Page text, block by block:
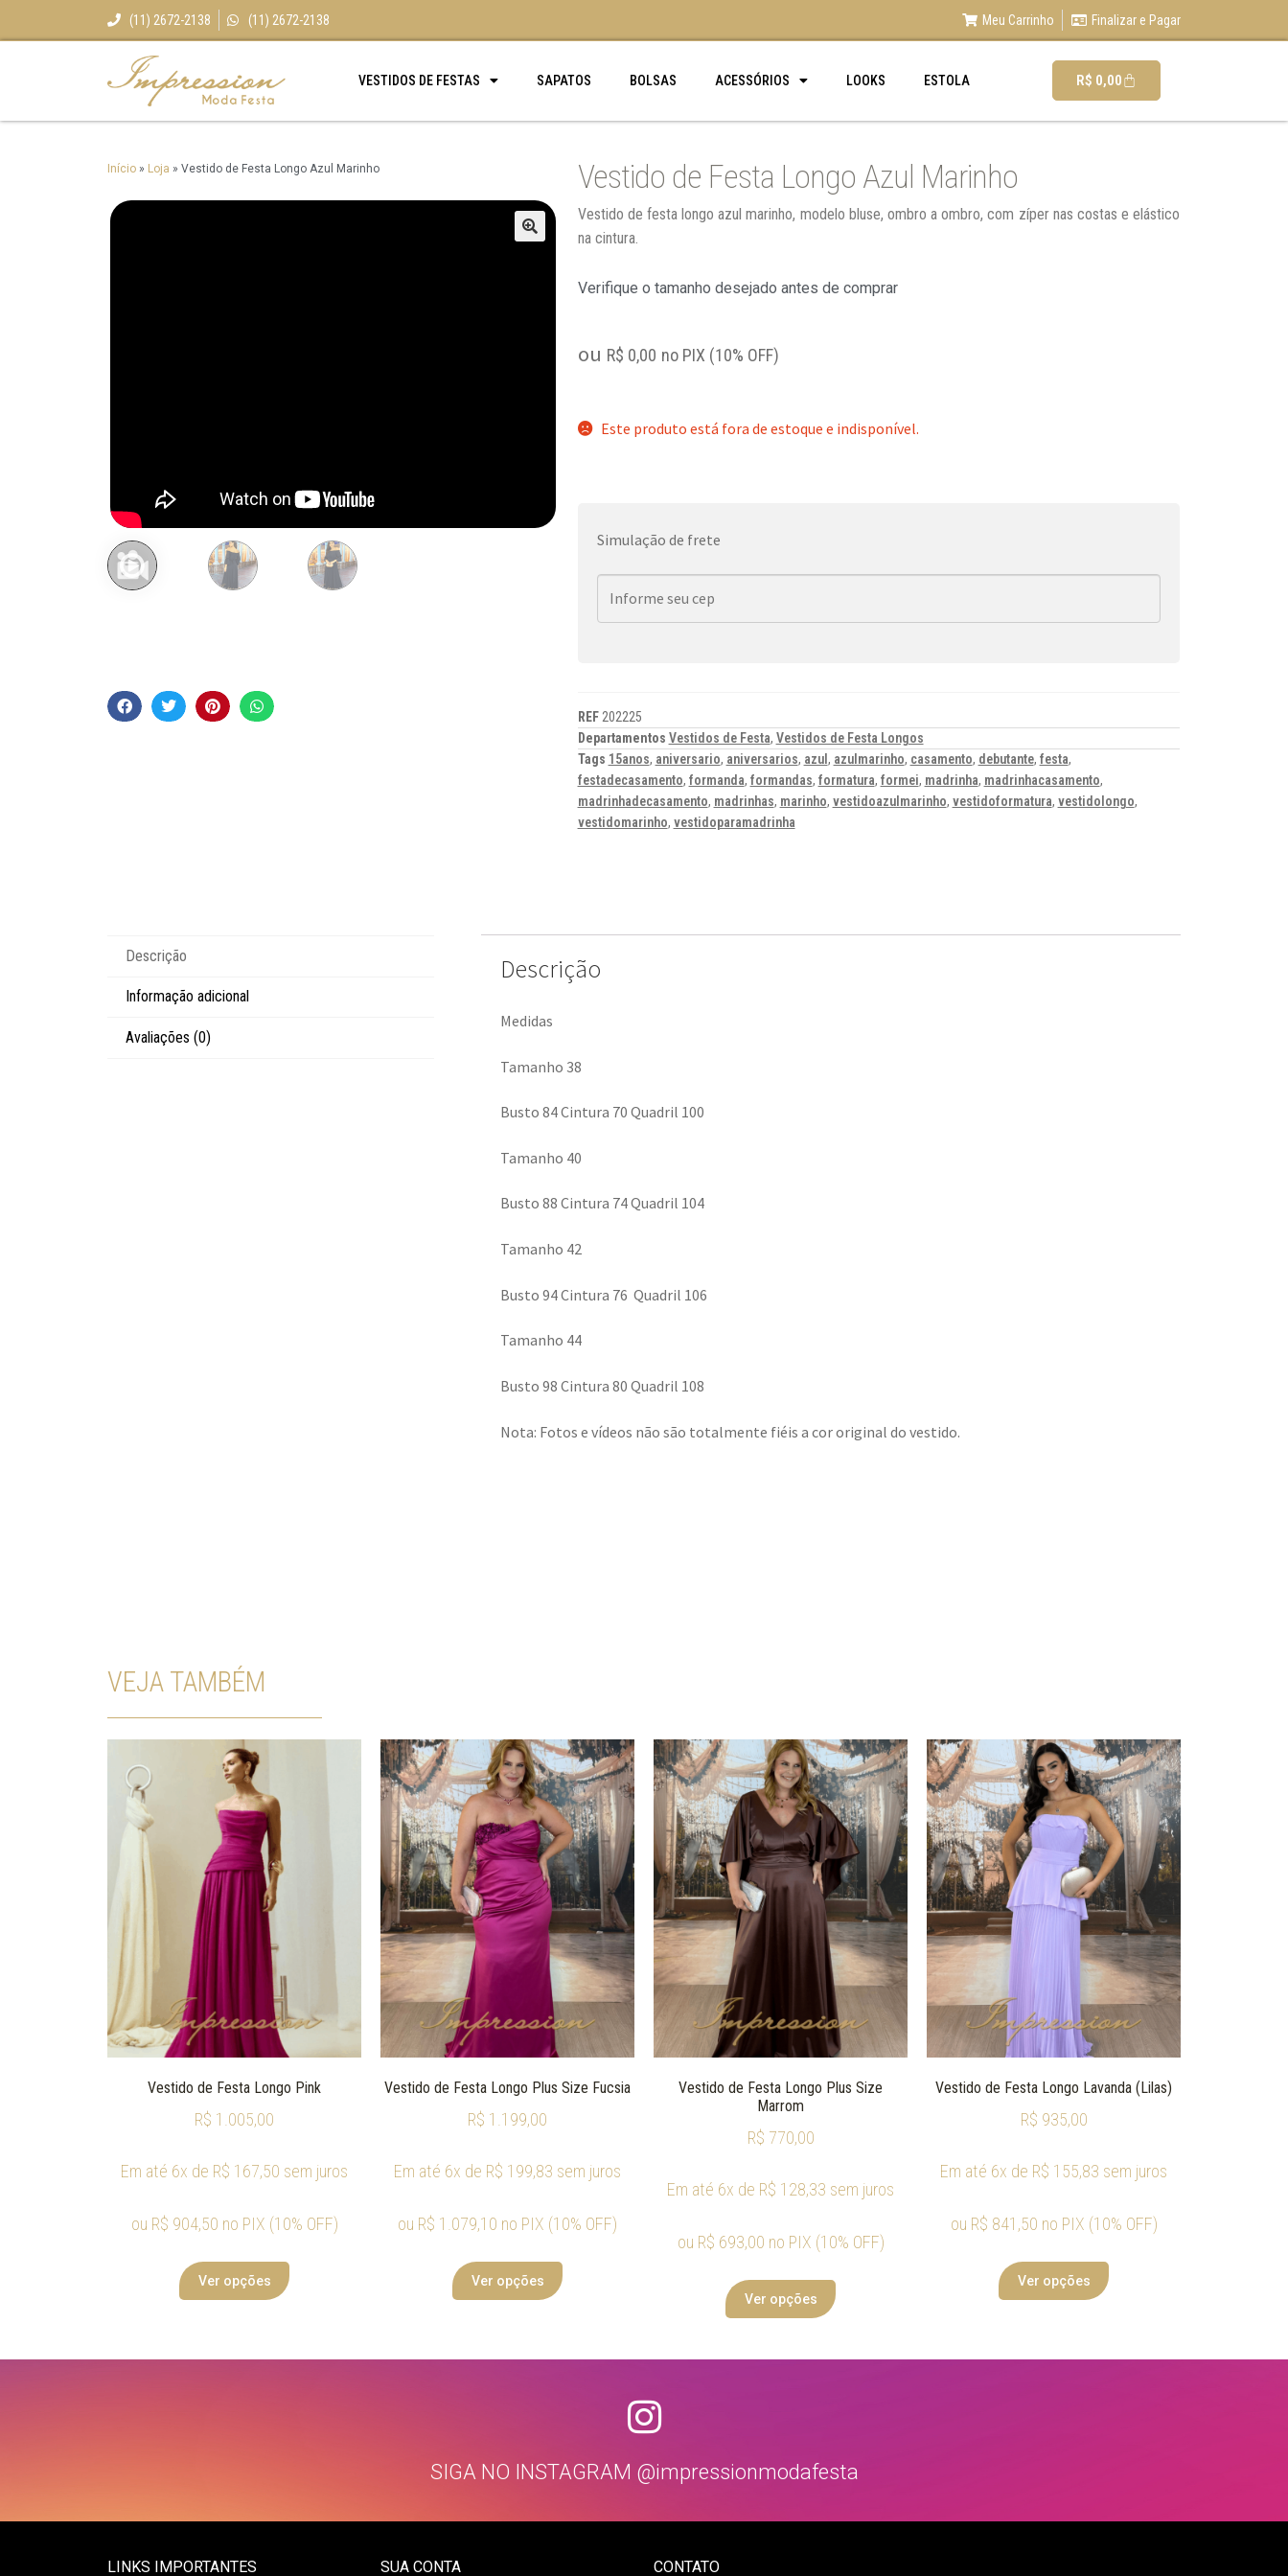
(11) 2672-2138 (11) 2672-2138 Meu Carrinho Finalizar e Pagar
VESTIDOS DE FESTAS SAPATOS BOLSAS ACESSÓRIOS LOOKS ESTOLA R$ 0,00
Início » Loja » Vestido de Festa Longo Azul Marinho Vestido de Festa Longo Azul Marinho
Vestido de festa longo azul marinho, modelo bluse, ombro a ombro, com zíper nas costas e elástico
na cintura.
Verifique o tamanho desejado antes de comprar
ou R$ 0,00 no PIX (10% OFF)
Este produto está fora de estoque e indisponível.
Simulação de frete
REF 202225
Departamentos Vestidos de Festa, Vestidos de Festa Longos
Tags 15anos, aniversario, aniversarios, azul , azulmarinho, casamento, debutante, festa,
festadecasamento, formanda, formandas, formatura, formei, madrinha, madrinhacasamento,
madrinhadecasamento, madrinhas, marinho, vestidoazulmarinho, vestidoformatura, vestidolongo,
vestidomarinho, vestidoparamadrinha
Descrição
Informação adicional
Avaliações (0)
Descrição
Medidas
Tamanho 38
Busto 84 Cintura 70 Quadril 100
Tamanho 40
Busto 88 Cintura 74 Quadril 104
Tamanho 42
Busto 94 Cintura 76 Quadril 106
Tamanho 44
Busto 98 Cintura 80 Quadril 108
Nota: Fotos e vídeos não são totalmente fiéis a cor original do vestido.
VEJA TAMBÉM
Vestido de Festa Longo Pink
R$ 1.005,00
Em até 6x de R$ 167,50 sem juros
ou R$ 904,50 no PIX (10% OFF)
Ver opções
Vestido de Festa Longo Plus Size Fucsia
R$ 1.199,00
Em até 6x de R$ 199,83 sem juros
ou R$ 1.079,10 no PIX (10% OFF)
Ver opções
Vestido de Festa Longo Plus Size
Marrom
R$ 770,00
Em até 6x de R$ 128,33 sem juros
ou R$ 693,00 no PIX (10% OFF)
Ver opções
Vestido de Festa Longo Lavanda (Lilas)
R$ 935,00
Em até 6x de R$ 155,83 sem juros
ou R$ 841,50 no PIX (10% OFF)
Ver opções
SIGA NO INSTAGRAM @impressionmodafesta
LINKS IMPORTANTES SUA CONTA CONTATO